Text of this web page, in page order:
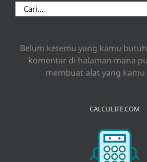
Search
for:
Belum ketemu yang kamu
komentar di halaman mana
membuat alat yang
CALCULIFE.COM